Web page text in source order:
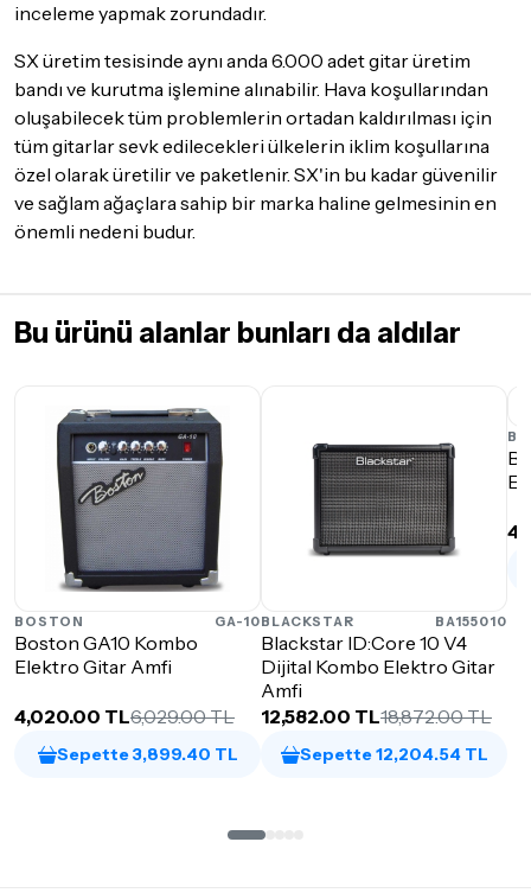
inceleme yapmak zorundadır.
SX üretim tesisinde aynı anda 6.000 adet gitar üretim
bandı ve kurutma işlemine alınabilir. Hava koşullarından
oluşabilecek tüm problemlerin ortadan kaldırılması için
tüm gitarlar sevk edilecekleri ülkelerin iklim koşullarına
özel olarak üretilir ve paketlenir. SX'in bu kadar güvenilir
ve sağlam ağaçlara sahip bir marka haline gelmesinin en
önemli nedeni budur.
Bu ürünü alanlar bunları da aldılar
BOSTON GA-10
Boston GA10 Kombo
Elektro Gitar Amfi
4,020.00 TL6,029.00 TL
Sepette 3,899.40 TL
BLACKSTAR BA155010
Blackstar ID:Core 10 V4
Dijital Kombo Elektro Gitar
Amfi
12,582.00 TL18,872.00 TL
Sepette 12,204.54 TL